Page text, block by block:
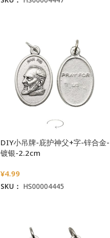
DIY小吊牌-庇护神父+字-锌合金-
镀银-2.2cm
¥4.99
SKU： HS00004445